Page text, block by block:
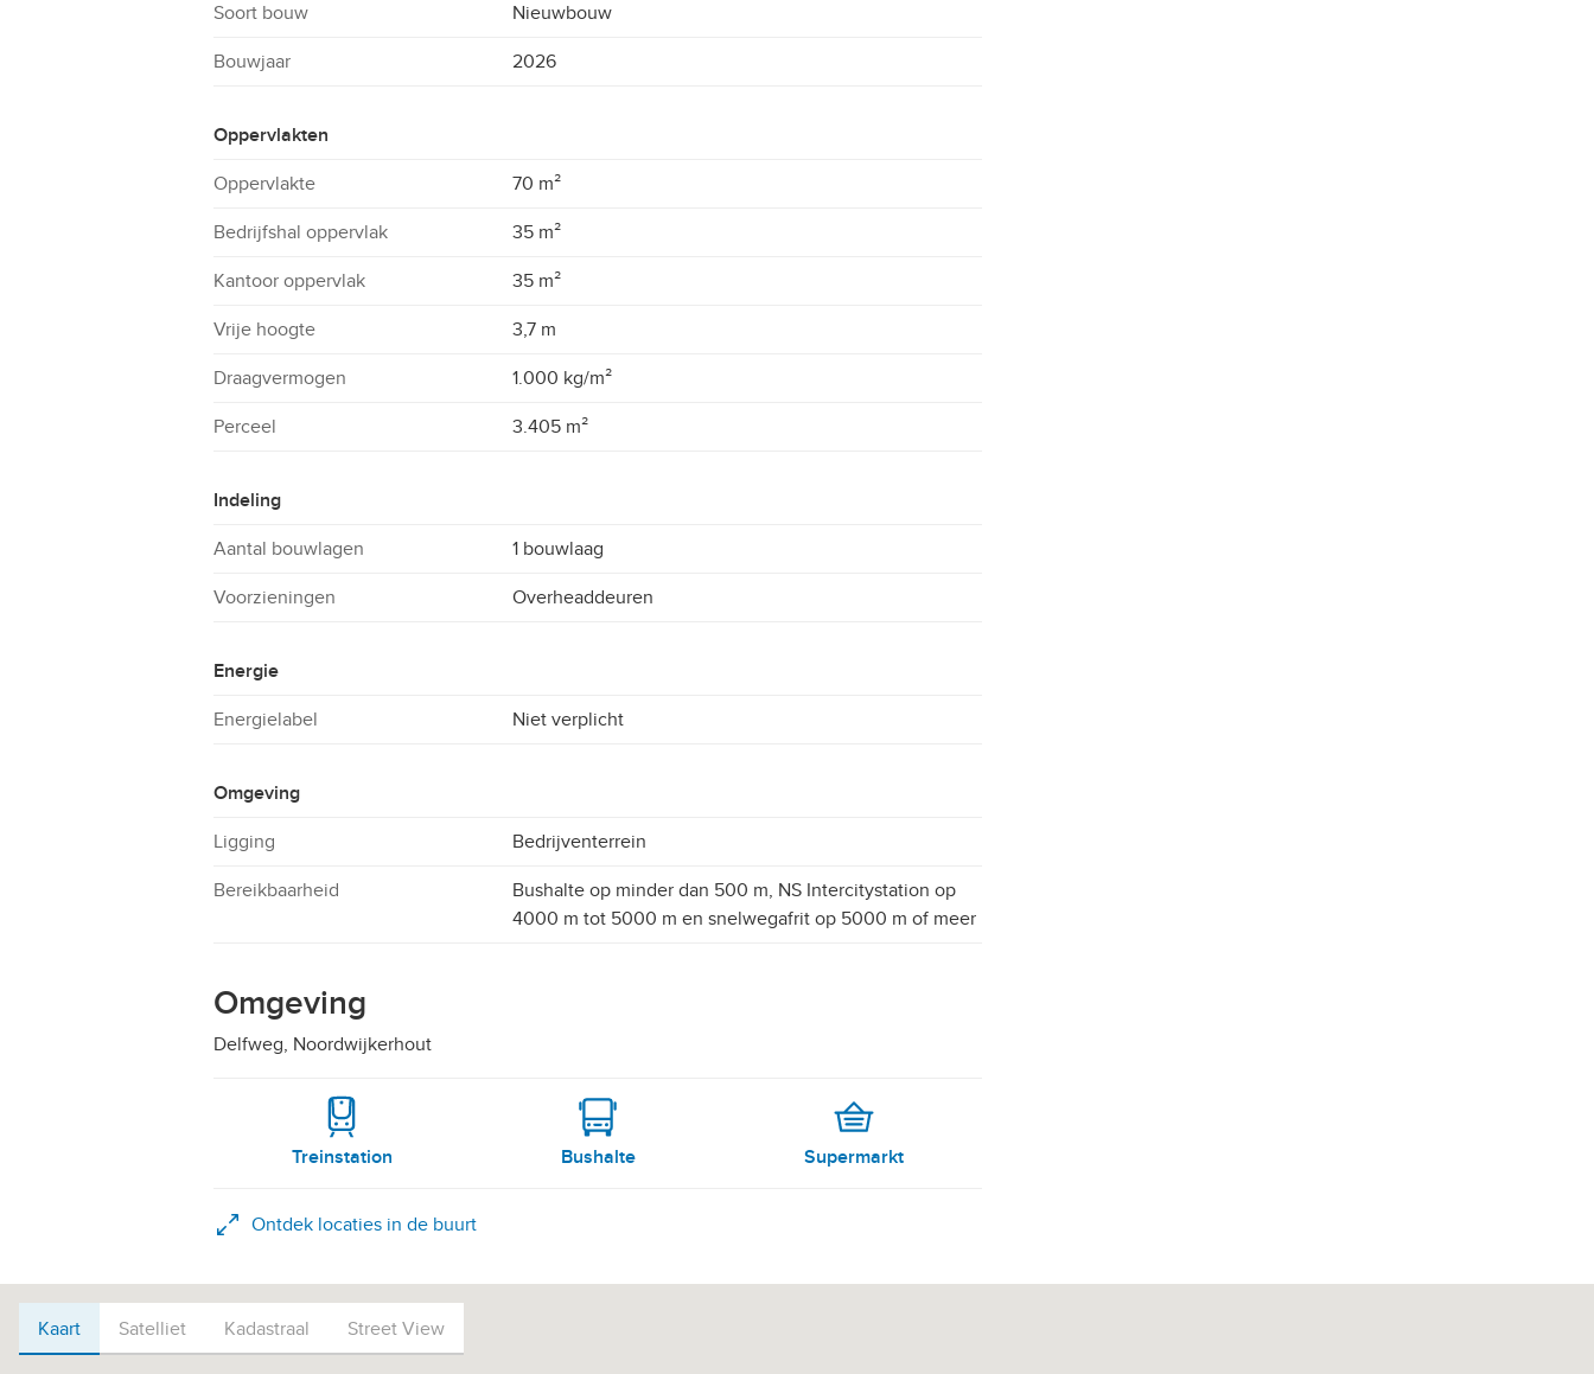
Soort bouw Nieuwbouw
Bouwjaar 2026
Oppervlakten
Oppervlakte 70 m²
Bedrijfshal oppervlak 35 m²
Kantoor oppervlak 35 m²
Vrije hoogte 3,7 m
Draagvermogen 1.000 kg/m²
Perceel 3.405 m²
Indeling
Aantal bouwlagen 1 bouwlaag
Voorzieningen Overheaddeuren
Energie
Energielabel Niet verplicht
Omgeving
Ligging Bedrijventerrein
Bereikbaarheid
Bushalte op minder dan 500 m, NS Intercitystation op
4000 m tot 5000 m en snelwegafrit op 5000 m of meer
Omgeving
Delfweg, Noordwijkerhout
Treinstation Bushalte Supermarkt
Ontdek locaties in de buurt
Kaart
Kaart Satelliet Kadastraal Street View